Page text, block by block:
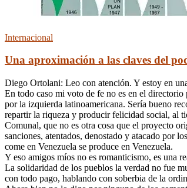
Internacional
Una aproximación a las claves del
Diego Ortolani: Leo con atención. Y estoy en
En todo caso mi voto de fe no es en el
por la izquierda latinoamericana. Sería bueno
repartir la riqueza y producir felicidad social, al
Comunal, que no es otra cosa que el proyecto
sanciones, atentados, denostado y atacado por
come en Venezuela se produce en Venezuela.
Y eso amigos míos no es romanticismo, es una
La solidaridad de los pueblos la verdad no fue
con todo pago, hablando con soberbia de la